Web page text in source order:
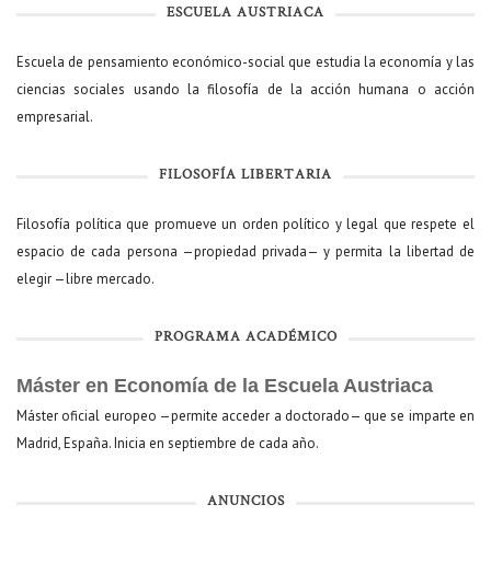
ESCUELA AUSTRIACA
Escuela de pensamiento económico-social que estudia la economía y las
ciencias sociales usando la filosofía de la acción humana o acción
empresarial.
FILOSOFÍA LIBERTARIA
Filosofía política que promueve un orden político y legal que respete el
espacio de cada persona —propiedad privada— y permita la libertad de
elegir —libre mercado.
PROGRAMA ACADÉMICO
Máster en Economía de la Escuela Austriaca
Máster oficial europeo —permite acceder a doctorado— que se imparte en
Madrid, España. Inicia en septiembre de cada año.
ANUNCIOS